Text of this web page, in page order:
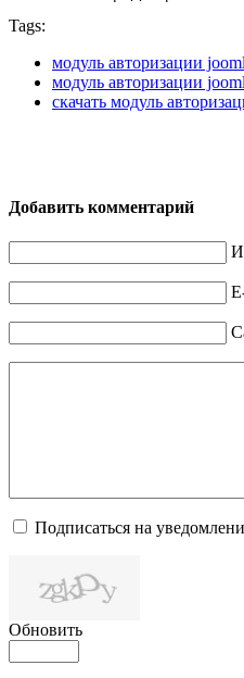
Tags:
модуль авторизации
модуль авторизации
скачать модуль
Добавить комментарий
Подписаться на
Обновить